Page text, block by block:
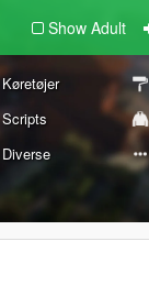
Show Adult
Køretøjer
Scripts
Diverse